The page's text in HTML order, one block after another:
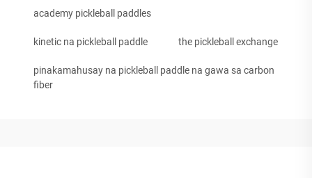
academy pickleball paddles
kinetic na pickleball paddle the pickleball exchange
pinakamahusay na pickleball paddle na gawa sa carbon
fiber